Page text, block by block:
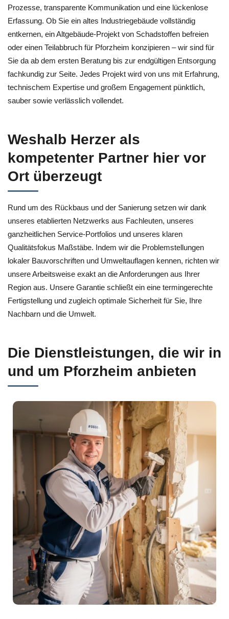
Prozesse, transparente Kommunikation und eine lückenlose
Erfassung. Ob Sie ein altes Industriegebäude vollständig
entkernen, ein Altgebäude‑Projekt von Schadstoffen befreien
oder einen Teilabbruch für Pforzheim konzipieren – wir sind für
Sie da ab dem ersten Beratung bis zur endgültigen Entsorgung
fachkundig zur Seite. Jedes Projekt wird von uns mit Erfahrung,
technischem Expertise und großem Engagement pünktlich,
sauber sowie verlässlich vollendet.
Weshalb Herzer als
kompetenter Partner hier vor
Ort überzeugt
Rund um des Rückbaus und der Sanierung setzen wir dank
unseres etablierten Netzwerks aus Fachleuten, unseres
ganzheitlichen Service-Portfolios und unseres klaren
Qualitätsfokus Maßstäbe. Indem wir die Problemstellungen
lokaler Bauvorschriften und Umweltauflagen kennen, richten wir
unsere Arbeitsweise exakt an die Anforderungen aus Ihrer
Region aus. Unsere Garantie schließt ein eine termingerechte
Fertigstellung und zugleich optimale Sicherheit für Sie, Ihre
Nachbarn und die Umwelt.
Die Dienstleistungen, die wir in
und um Pforzheim anbieten